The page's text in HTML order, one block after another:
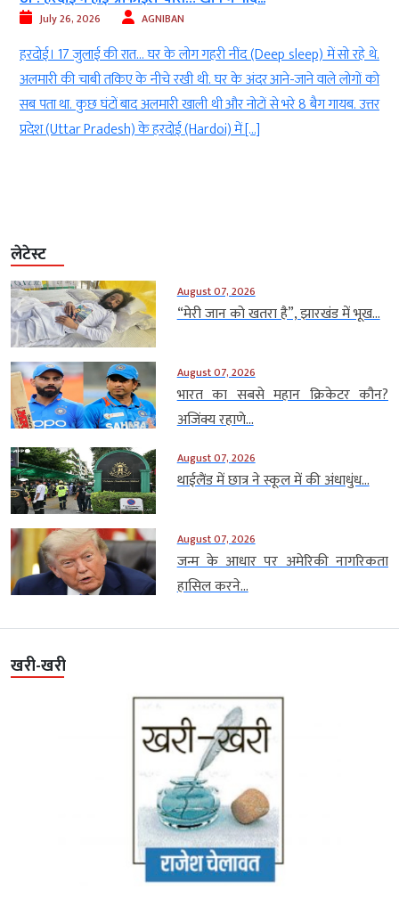
July 26, 2026 AGNIBAN
हरदोई। 17 जुलाई की रात… घर के लोग गहरी नींद (Deep sleep) में सो रहे थे.
अलमारी की चाबी तकिए के नीचे रखी थी. घर के अंदर आने-जाने वाले लोगों को
सब पता था. कुछ घंटों बाद अलमारी खाली थी और नोटों से भरे 8 बैग गायब. उत्तर
प्रदेश (Uttar Pradesh) के हरदोई (Hardoi) में […]
लेटेस्ट
August 07, 2026
“मेरी जान को खतरा है”, झारखंड में भूख...
August 07, 2026
भारत का सबसे महान क्रिकेटर कौन?
अजिंक्य रहाणे...
August 07, 2026
थाईलैंड में छात्र ने स्कूल में की अंधाधुंध...
August 07, 2026
जन्म के आधार पर अमेरिकी नागरिकता
हासिल करने...
खरी-खरी